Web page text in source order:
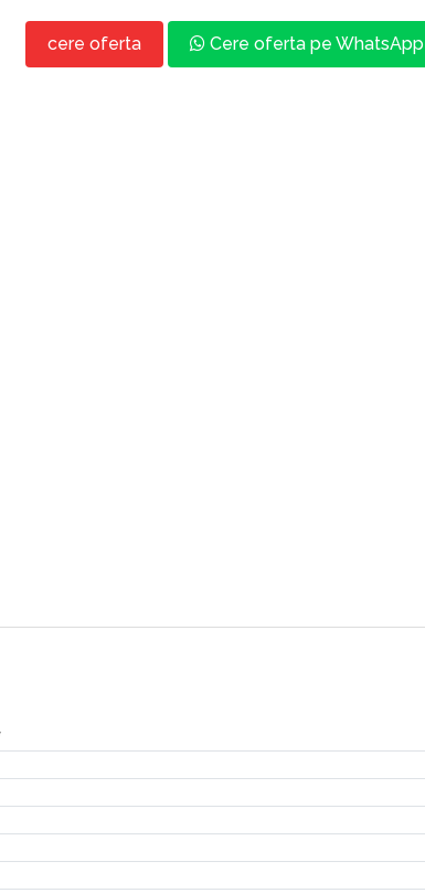
cere oferta Cere oferta pe WhatsApp